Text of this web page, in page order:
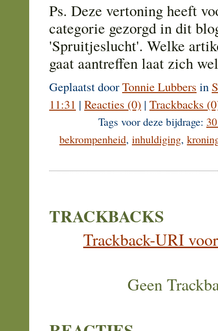
Ps. Deze vertoning heeft
categorie gezorgd in dit
'Spruitjeslucht'. Welke
gaat aantreffen laat zich
Geplaatst doorTonnie Lubbers in
11:31 | Reacties (0) | Trackbacks
Tags voor deze bijdrage:
bekrompenheid, inhuldiging,
TRACKBACKS
Trackback-URI
Geen